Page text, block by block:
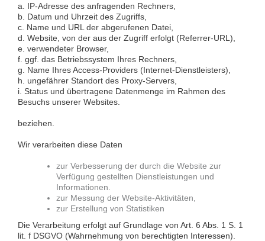
a. IP-Adresse des anfragenden Rechners,
b. Datum und Uhrzeit des Zugriffs,
c. Name und URL der abgerufenen Datei,
d. Website, von der aus der Zugriff erfolgt (Referrer-URL),
e. verwendeter Browser,
f. ggf. das Betriebssystem Ihres Rechners,
g. Name Ihres Access-Providers (Internet-Dienstleisters),
h. ungefährer Standort des Proxy-Servers,
i. Status und übertragene Datenmenge im Rahmen des
Besuchs unserer Websites.
beziehen.
Wir verarbeiten diese Daten
zur Verbesserung der durch die Website zur
Verfügung gestellten Dienstleistungen und
Informationen.
zur Messung der Website-Aktivitäten,
zur Erstellung von Statistiken
Die Verarbeitung erfolgt auf Grundlage von Art. 6 Abs. 1 S. 1
lit. f DSGVO (Wahrnehmung von berechtigten Interessen).